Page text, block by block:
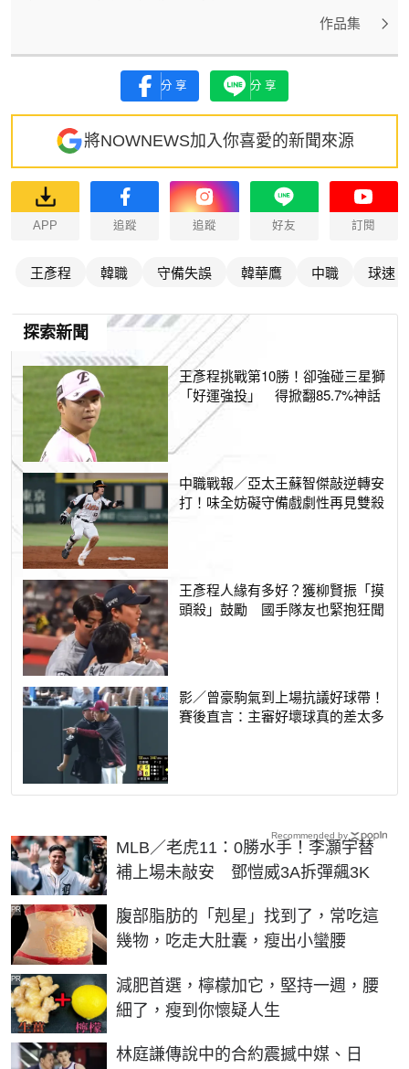
作品集
分享 分享
將NOWNEWS加入你喜愛的新聞來源
APP 追蹤 追蹤 好友 訂閱
王彥程 韓職 守備失誤 韓華鷹 中職 球速
探索新聞
王彥程挑戰第10勝！卻強碰三星獅
「好運強投」 得掀翻85.7%神話
中職戰報／亞太王蘇智傑敲逆轉安
打！味全妨礙守備戲劇性再見雙殺
王彥程人緣有多好？獲柳賢振「摸
頭殺」鼓勵 國手隊友也緊抱狂聞
影／曾豪駒氣到上場抗議好球帶！
賽後直言：主審好壞球真的差太多
MLB／老虎11：0勝水手！李灝宇替
補上場未敲安 鄧愷威3A拆彈飆3K
腹部脂肪的「剋星」找到了，常吃這
幾物，吃走大肚囊，瘦出小蠻腰
PR
減肥首選，檸檬加它，堅持一週，腰
細了，瘦到你懷疑人生
PR
林庭謙傳說中的合約震撼中媒、日
Recommended by